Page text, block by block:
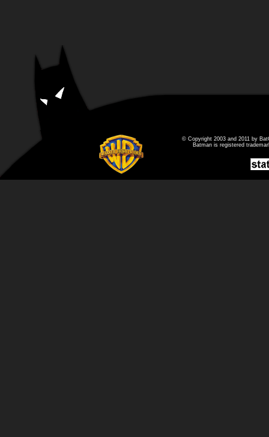
© Copyright 2003 and 2011 by
Batman is registered